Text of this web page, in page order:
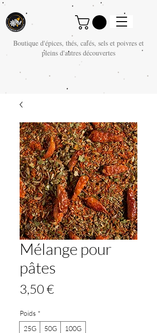
Boutique d'épices, thés, cafés, sels et poivres et
pleins d'autres découvertes
Mélange pour
pâtes
3,50 €Prix
Poids *
25G
50G 100G